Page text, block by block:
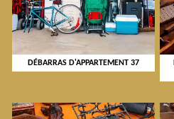
DÉBARRAS D'APPARTEMENT 37